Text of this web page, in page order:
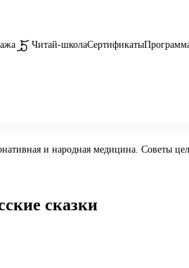
Читай-школаСертификаты
и народная медицина. Советы
сказки